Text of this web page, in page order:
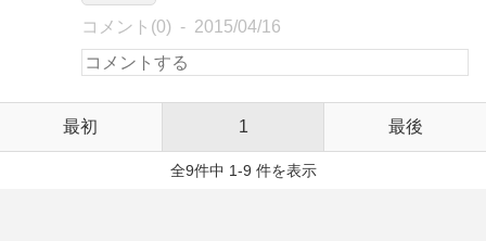
コメント(0) 2015/04/16
最初 1 最後
全9件中 1-9 件を表示